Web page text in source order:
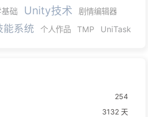
础 Unity技术
剧情编辑器
能系统 个人作品 TMP UniTask
254
3132 天